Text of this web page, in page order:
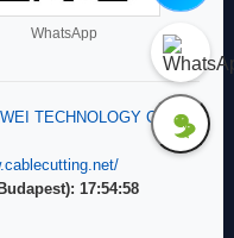
WhatsApp
TECHNOLOGY CO., LT
17:54:59